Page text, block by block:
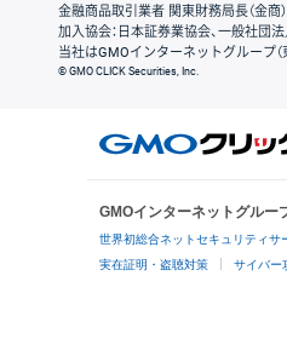
金融商品取引業者 関東財務局長（金商
加入協会：日本証券業協会、一般社団
当社はGMOインターネットグループ（
© GMO CLICK Securities, Inc.
GMOインターネットグルー
世界初総合ネットセキュリティサ
実在証明・盗聴対策 サイバー